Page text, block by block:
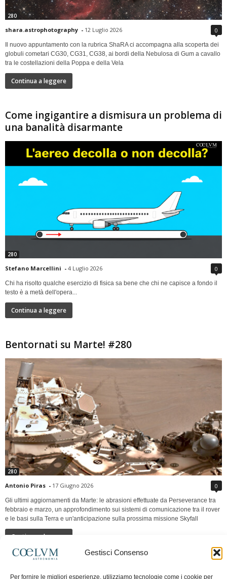
Gestisci Consenso
Per fornire le migliori esperienze, utilizziamo tecnologie come i cookie per
280
shara.astrophotography - 12 Luglio 2026 0
Il nuovo appuntamento con la rubrica ShaRA ci accompagna alla scoperta dei
globuli cometari CG30, CG31, CG38, ai bordi della Nebulosa di Gum a cavallo
tra le costellazioni della Poppa e della Vela
Continua a leggere
Come ingigantire a dismisura un problema di
una banalità disarmante
280
Stefano Marcellini - 4 Luglio 2026 0
Chi ha risolto qualche esercizio di fisica sa bene che chi ne capisce a fondo il
testo è a metà dell'opera...
Continua a leggere
Bentornati su Marte! #280
280
Antonio Piras - 17 Giugno 2026 0
Gli ultimi aggiornamenti da Marte: le abrasioni effettuate da Perseverance tra
febbraio e marzo, un approfondimento sui sistemi di comunicazione tra il rover
e le basi sulla Terra e un'anticipazione sulla prossima missione Skyfall
Continua a leggere